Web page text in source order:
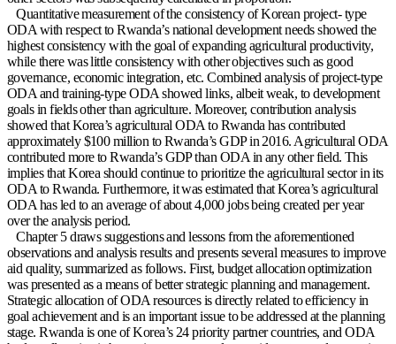
Quantitative measurement of the consistency of Korean project- type
ODA with respect to Rwanda’s national development needs showed the
highest consistency with the goal of expanding agricultural productivity,
while there was little consistency with other objectives such as good
governance, economic integration, etc. Combined analysis of project-type
ODA and training-type ODA showed links, albeit weak, to development
goals in fields other than agriculture. Moreover, contribution analysis
showed that Korea’s agricultural ODA to Rwanda has contributed
approximately $100 million to Rwanda’s GDP in 2016. Agricultural ODA
contributed more to Rwanda’s GDP than ODA in any other field. This
implies that Korea should continue to prioritize the agricultural sector in its
ODA to Rwanda. Furthermore, it was estimated that Korea’s agricultural
ODA has led to an average of about 4,000 jobs being created per year
over the analysis period.
Chapter 5 draws suggestions and lessons from the aforementioned
observations and analysis results and presents several measures to improve
aid quality, summarized as follows. First, budget allocation optimization
was presented as a means of better strategic planning and management.
Strategic allocation of ODA resources is directly related to efficiency in
goal achievement and is an important issue to be addressed at the planning
stage. Rwanda is one of Korea’s 24 priority partner countries, and ODA